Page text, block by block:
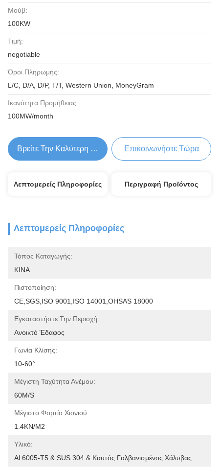
Μούβ:
100KW
Τιμή:
negotiable
Όροι Πληρωμής:
L/C, D/A, D/P, T/T, Western Union, MoneyGram
Ικανότητα Προμήθειας:
100MW/month
Βρείτε Την Καλύτερη Τιμή Επικοινωνήστε Τώρα
Λεπτομερείς Πληροφορίες Περιγραφή Προϊόντος
Λεπτομερείς Πληροφορίες
Τόπος Καταγωγής:
ΚΙΝΑ
Πιστοποίηση:
CE,SGS,ISO 9001,ISO 14001,OHSAS 18000
Εγκαταστήστε Την Περιοχή:
Ανοικτό Έδαφος
Γωνία Κλίσης:
10-60°
Μέγιστη Ταχύτητα Ανέμου:
60M/S
Μέγιστο Φορτίο Χιονιού:
1.4KN/m2
Υλικό:
Al 6005-T5 & SUS 304 & Καυτός Γαλβανισμένος Χάλυβας